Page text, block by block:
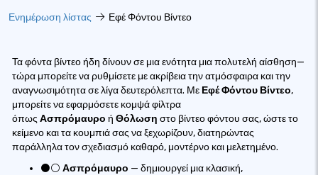
Ενημέρωση λίστας Εφέ Φόντου Βίντεο
Τα φόντα βίντεο ήδη δίνουν σε μια ενότητα μια πολυτελή αίσθηση—
τώρα μπορείτε να ρυθμίσετε με ακρίβεια την ατμόσφαιρα και την
αναγνωσιμότητα σε λίγα δευτερόλεπτα. Με Εφέ Φόντου Βίντεο,
μπορείτε να εφαρμόσετε κομψά φίλτρα
όπως Ασπρόμαυρο ή Θόλωση στο βίντεο φόντου σας, ώστε το
κείμενο και τα κουμπιά σας να ξεχωρίζουν, διατηρώντας
παράλληλα τον σχεδιασμό καθαρό, μοντέρνο και μελετημένο.
⚫⚪ Ασπρόμαυρο — δημιουργεί μια κλασική,